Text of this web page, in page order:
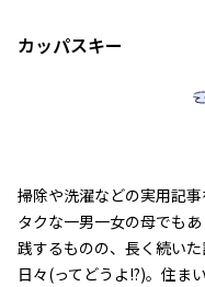
カッパスキー
掃除や洗濯などの実用記
タクな一男一女の母でも
践するものの、長く続い
日々(ってどうよ!?)。住ま